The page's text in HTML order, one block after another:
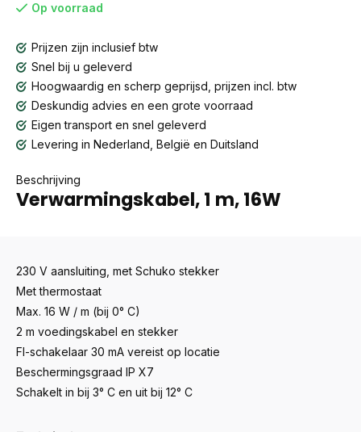
Op voorraad
Prijzen zijn inclusief btw
Snel bij u geleverd
Hoogwaardig en scherp geprijsd, prijzen incl. btw
Deskundig advies en een grote voorraad
Eigen transport en snel geleverd
Levering in Nederland, België en Duitsland
Beschrijving
Verwarmingskabel, 1 m, 16W
230 V aansluiting, met Schuko stekker
Met thermostaat
Max. 16 W / m (bij 0° C)
2 m voedingskabel en stekker
FI-schakelaar 30 mA vereist op locatie
Beschermingsgraad IP X7
Schakelt in bij 3° C en uit bij 12° C